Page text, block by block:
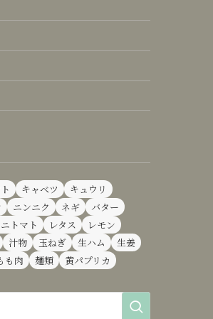
キャベツ
キュウリ
ニンニク ネギ
バター
トマト レタス
レモン
汁物 玉ねぎ 生ハム
生姜
も肉 麺類 黄パプリカ